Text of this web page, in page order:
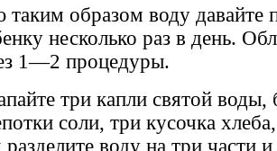
таким образом воду давайте
несколько раз в день.
1—2 процедуры.
три капли святой воды,
соли, три кусочка
воду на три части и